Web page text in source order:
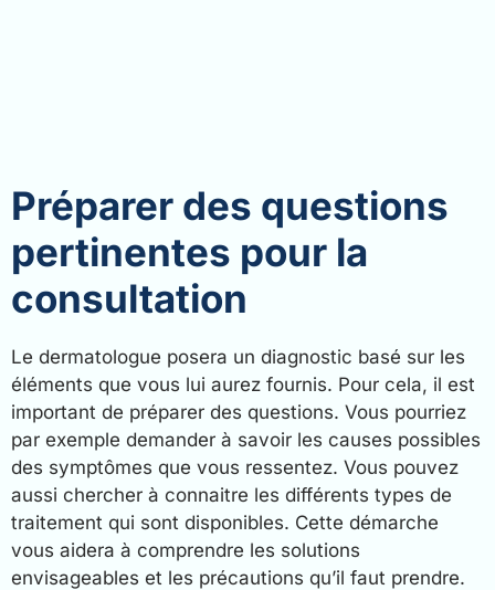
Préparer des questions
pertinentes pour la
consultation
Le dermatologue posera un diagnostic basé sur les
éléments que vous lui aurez fournis. Pour cela, il est
important de préparer des questions. Vous pourriez
par exemple demander à savoir les causes possibles
des symptômes que vous ressentez. Vous pouvez
aussi chercher à connaitre les différents types de
traitement qui sont disponibles. Cette démarche
vous aidera à comprendre les solutions
envisageables et les précautions qu’il faut prendre.